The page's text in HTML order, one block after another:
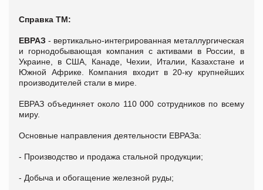
Справка ТМ:
ЕВРАЗ - вертикально-интегрированная металлургическая
и горнодобывающая компания с активами в России, в
Украине, в США, Канаде, Чехии, Италии, Казахстане и
Южной Африке. Компания входит в 20-ку крупнейших
производителей стали в мире.
ЕВРАЗ объединяет около 110 000 сотрудников по всему
миру.
Основные направления деятельности ЕВРАЗа:
- Производство и продажа стальной продукции;
- Добыча и обогащение железной руды;